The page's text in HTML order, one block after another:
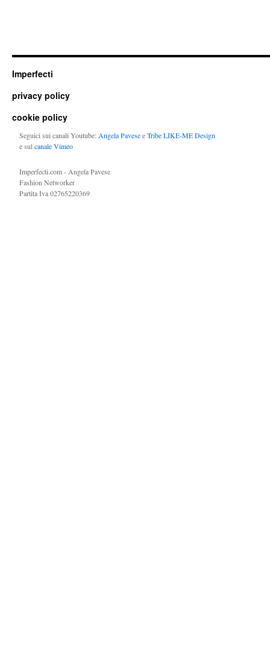
Imperfecti
privacy policy
cookie policy
Seguici sui canali Youtube: Angela PaveseeTribe LIKE-ME Design
e sulcanale Vimeo
Imperfecti.com - Angela Pavese
Fashion Networker
Partita Iva 02765220369